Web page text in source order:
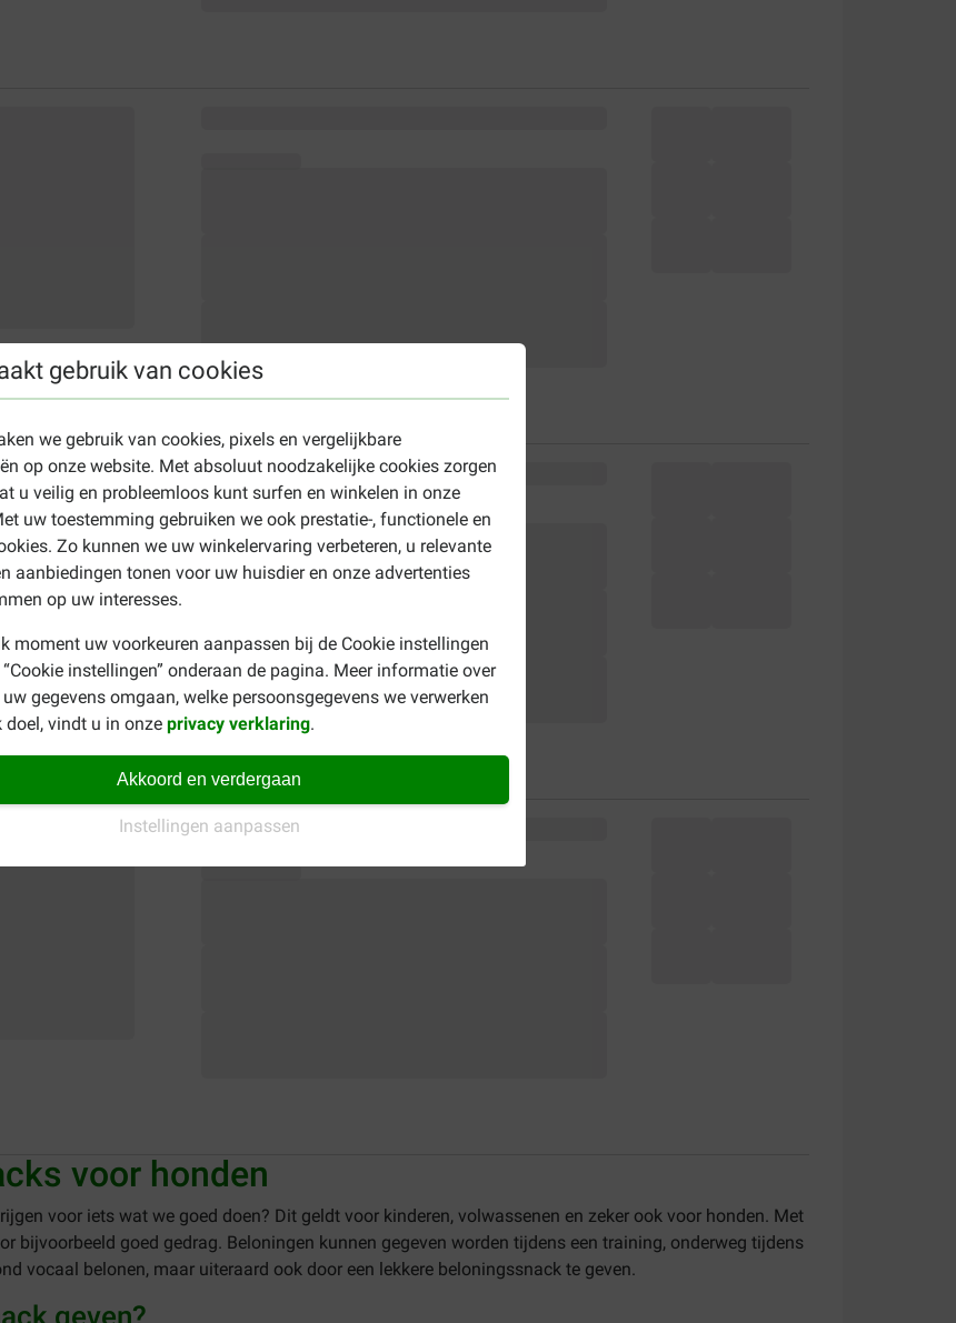
gebruik van cookies
we gebruik van cookies, pixels en vergelijkbare
op onze website. Met absoluut noodzakelijke cookies zorgen
u veilig en probleemloos kunt surfen en winkelen in onze
uw toestemming gebruiken we ook prestatie-, functionele en
Zo kunnen we uw winkelervaring verbeteren, u relevante
aanbiedingen tonen voor uw huisdier en onze advertenties
op uw interesses.
moment uw voorkeuren aanpassen bij de Cookie instellingen
instellingen” onderaan de pagina. Meer informatie over
gegevens omgaan, welke persoonsgegevens we verwerken
doel, vindt u in onze privacy verklaring.
Akkoord en verdergaan
Instellingen aanpassen
voor honden
voor iets wat we goed doen? Dit geldt voor kinderen, volwassenen en zeker ook voor honden. Met
bijvoorbeeld goed gedrag. Beloningen kunnen gegeven worden tijdens een training, onderweg tijdens
vocaal belonen, maar uiteraard ook door een lekkere beloningssnack te geven.
geven?